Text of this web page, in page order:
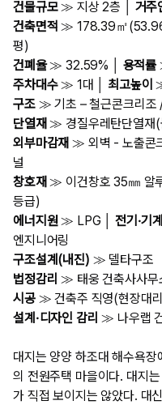
건물규모≫ 지상 2층 │ 거주
건축면적 ≫ 178.39㎡
평)
건폐율≫ 32.59% │ 용적률
주차대수≫ 1대 │ 최고높이
구조 ≫ 기초 – 철근콘크리조
​단열재 ≫ 경질우레탄단열재
외부마감재 ≫ 외벽 - 노출콘
널
창호재 ≫ 이건창호 35㎜ 알
등급)
에너지원≫ LPG │ 전기·기계
엔지니어링
구조설계(내진) ≫ 델타구조
법정감리 ≫ 태웅 건축사사무
시공≫ 건축주 직영(현장대
설계·디자인 감리 ≫ 나우랩
대지는 양양 하조대 해수욕
의 전원주택 마을이다. 대지
가 직접 보이지는 않았다. 대